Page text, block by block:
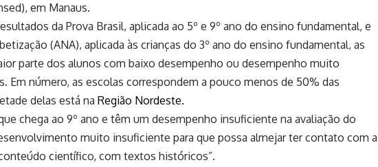
em Manaus.
da Prova Brasil, aplicada ao 5º e 9º ano do ensino fundamental, e
(ANA), aplicada às crianças do 3º ano do ensino fundamental, as
parte dos alunos com baixo desempenho ou desempenho muito
Em número, as escolas correspondem a pouco menos de 50% das
delas está na Região Nordeste.
chega ao 9º ano e têm um desempenho insuficiente na avaliação do
muito insuficiente para que possa almejar ter contato com a
científico, com textos históricos”.